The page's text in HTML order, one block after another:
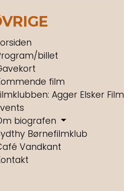
billet
film
Agger Elsker Film
biografen
Børnefilmklub
Vandkant